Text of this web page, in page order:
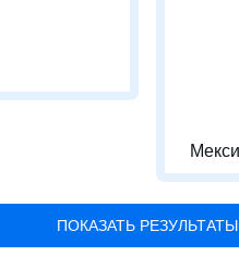
ПОКАЗАТЬ РЕЗУЛЬТАТЫ